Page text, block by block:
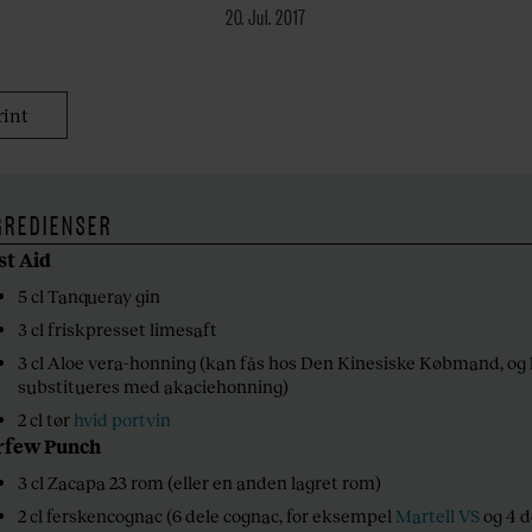
20. Jul. 2017
Aid
5 cl Tanqueray gin
3 cl friskpresset limesaft
3 cl Aloe vera-honning (kan fås hos Den Kinesiske Købmand, og
substitueres med akaciehonning)
2 cl tør hvid portvin
Punch
3 cl Zacapa 23 rom (eller en anden lagret rom)
2 cl ferskencognac (6 dele cognac, for eksempel Martell VSog 4